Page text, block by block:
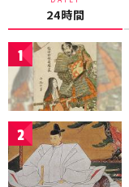
24時間
1
2